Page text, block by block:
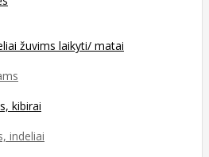
žuvims laikyti/ matai
kibirai
indeliai